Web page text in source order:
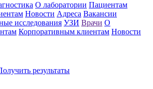
О лаборатории Пациентам
Новости Адреса Вакансии
исследования УЗИ Врачи О
Корпоративным клиентам Новости
результаты